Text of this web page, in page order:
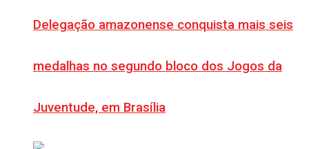
Delegação amazonense conquista mais seis
medalhas no segundo bloco dos Jogos da
Juventude, em Brasília